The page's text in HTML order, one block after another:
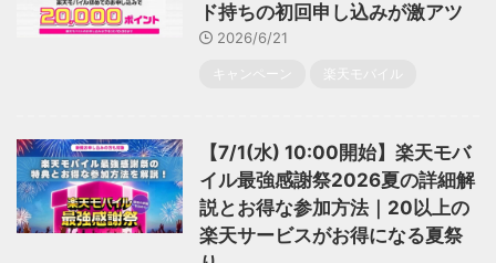
ド持ちの初回申し込みが激アツ
2026/6/21
キャンペーン 楽天モバイル
【7/1(水) 10:00開始】楽天モバ
イル最強感謝祭2026夏の詳細解
説とお得な参加方法｜20以上の
楽天サービスがお得になる夏祭